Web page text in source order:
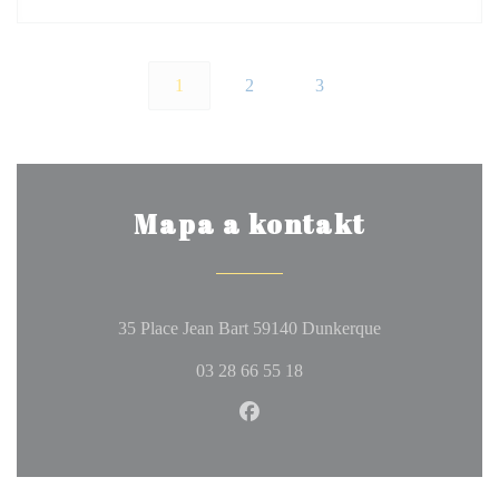
1 2 3
Mapa a kontakt
35 Place Jean Bart 59140 Dunkerque((otevře se v
03 28 66 55 18
Facebook ((otevře se v